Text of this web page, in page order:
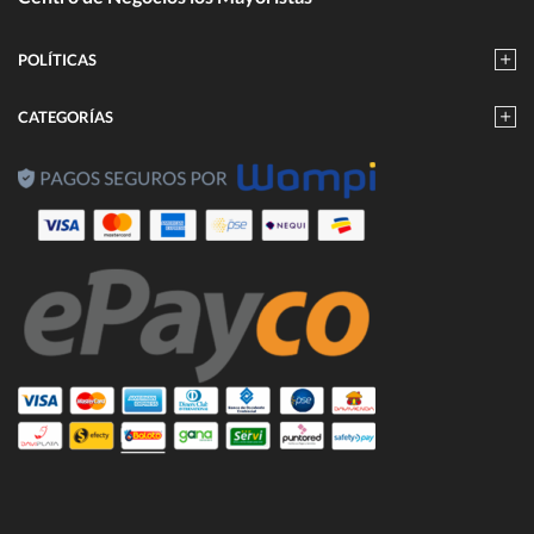
manera efectiva la eficiencia en el uso de frecuencias y le
emergencia.
POLÍTICAS
CATEGORÍAS